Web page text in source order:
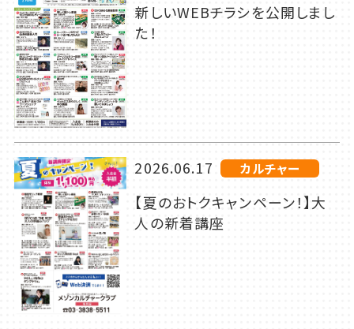
新しいWEBチラシを公開しまし
た！
2026.06.17 カルチャー
【夏のおトクキャンペーン！】大
人の新着講座